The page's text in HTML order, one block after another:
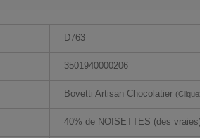
D763
3501940000206
Bovetti Artisan Chocolatier
40% de NOISETTES (des